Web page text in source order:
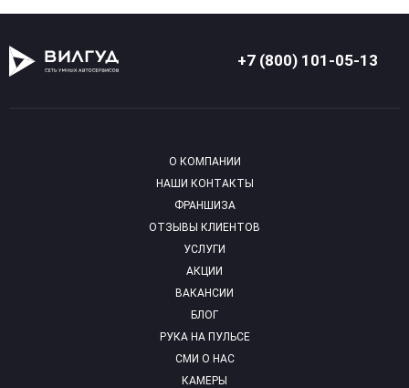
+7 (800) 101-05-13
О КОМПАНИИ
НАШИ КОНТАКТЫ
ФРАНШИЗА
ОТЗЫВЫ КЛИЕНТОВ
УСЛУГИ
АКЦИИ
ВАКАНСИИ
БЛОГ
РУКА НА ПУЛЬСЕ
СМИ О НАС
КАМЕРЫ